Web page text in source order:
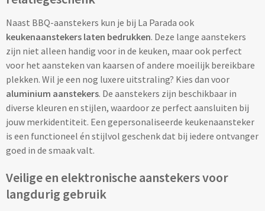
Dubbelwandige glazen bedrukken
Wijn- & Champagneglazen bedrukken
Bierglazen bedrukken
Wijnkaraffen bedrukken
Waterkaraffen bedrukken
Alle glazen
Overige drinkwaren
Naast BBQ-aanstekers kun je bij La Parada ook
keukenaanstekers laten bedrukken. Deze lange aanstekers
zijn niet alleen handig voor in de keuken, maar ook perfect
voor het aansteken van kaarsen of andere moeilijk bereikbare
plekken. Wil je een nog luxere uitstraling? Kies dan voor
aluminium aanstekers. De aanstekers zijn beschikbaar in
diverse kleuren en stijlen, waardoor ze perfect aansluiten bij
jouw merkidentiteit. Een gepersonaliseerde keukenaansteker
is een functioneel én stijlvol geschenk dat bij iedere ontvanger
goed in de smaak valt.
Veilige en elektronische aanstekers voor
langdurig gebruik